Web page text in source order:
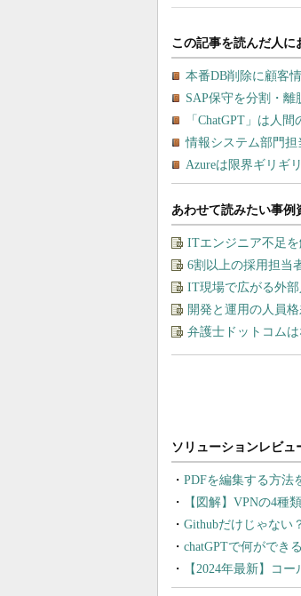
あわせて読みたい事例
ITエンジニア不足
6割以上の採用担当
IT現場で広がる外
開発と運用の人員
弁護士ドットコム
PDFを編集する方法
【図解】VPNの4種
Githubだけじゃない
chatGPTで何ができ
【2024年最新】コ